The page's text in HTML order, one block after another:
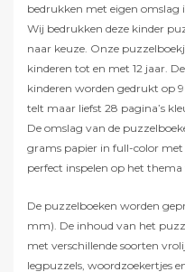
bedrukken met eigen omslag
Wij bedrukken deze kinder
naar keuze. Onze
kinderen tot en met 12 jaar.
kinderen worden gedrukt op
telt maar liefst 28 pagina’s
De omslag van de
grams papier in full-color
perfect inspelen op het thema
De puzzelboeken worden
mm). De inhoud van het
met verschillende soorten
legpuzzels, woordzoekertjes